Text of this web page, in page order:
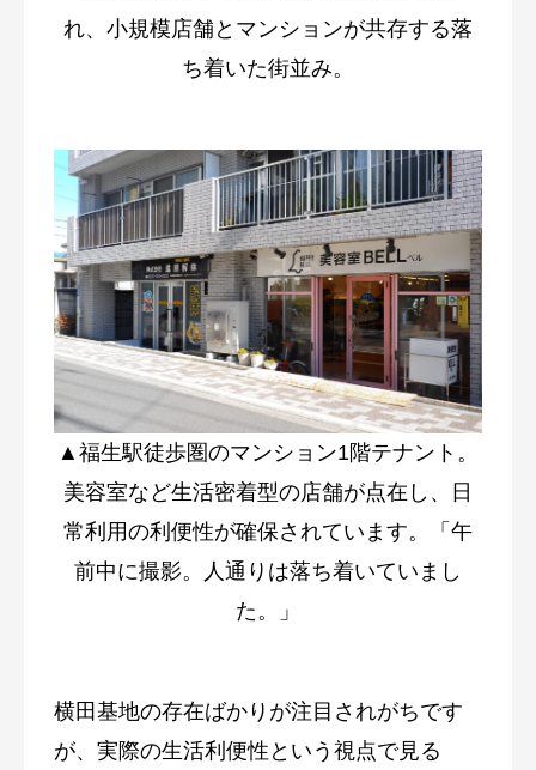
れ、小規模店舗とマンションが共存する落
ち着いた街並み。
▲福生駅徒歩圏のマンション1階テナント。
美容室など生活密着型の店舗が点在し、日
常利用の利便性が確保されています。「午
前中に撮影。人通りは落ち着いていまし
た。」
横田基地の存在ばかりが注目されがちです
が、実際の生活利便性という視点で見る